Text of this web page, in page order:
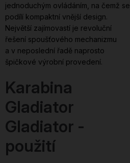
jednoduchým ovládáním, na čemž se
podílí kompaktní vnější design.
Největší zajímovastí je revoluční
řešení spoušťového mechanizmu
a v neposlední řadě naprosto
špičkové výrobní provedení.
Karabina
Gladiator
Gladiator -
použití